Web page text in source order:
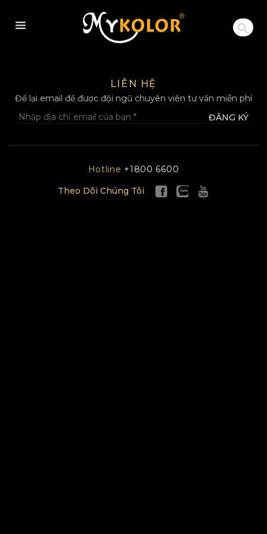
MYKOLOR
LIÊN HỆ
Để lại email để được đội ngũ chuyên viên tư vấn miễn phí
ĐĂNG KÝ
Hotline +1800 6600
Theo Dõi Chúng Tôi